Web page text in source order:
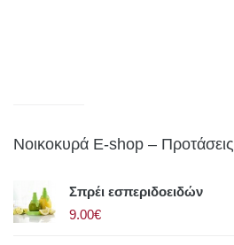
Νοικοκυρά E-shop – Προτάσεις
Σπρέι εσπεριδοειδών
9.00€